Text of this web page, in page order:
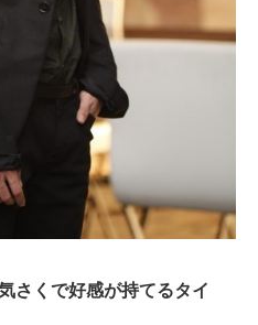
さくで好感が持てるタイ